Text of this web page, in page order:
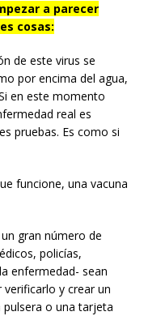
a parecer
cosas:
de este virus se
por encima del agua,
en este momento
real es
pruebas. Es como si
funcione, una vacuna
gran número de
policías,
enfermedad- sean
y crear un
o una tarjeta